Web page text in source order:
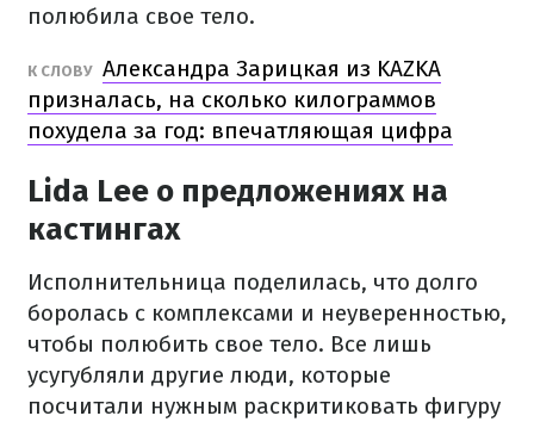
полюбила свое тело.
К СЛОВУ Александра Зарицкая из KAZKA
призналась, на сколько килограммов
похудела за год: впечатляющая цифра
Lida Lee о предложениях на
кастингах
Исполнительница поделилась, что долго
боролась с комплексами и неуверенностью,
чтобы полюбить свое тело. Все лишь
усугубляли другие люди, которые
посчитали нужным раскритиковать фигуру